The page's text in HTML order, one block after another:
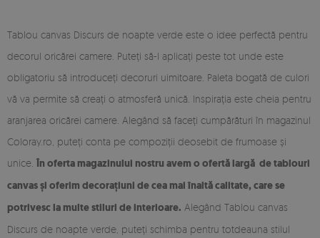
Tablou canvas Discurs de noapte verde este o idee perfectă pentru
decorul oricărei camere. Puteți să-l aplicați peste tot unde este
obligatoriu să introduceți decoruri uimitoare. Paleta bogată de culori
vă va permite să creați o atmosferă unică. Inspirația este cheia pentru
aranjarea oricărei camere. Alegând să faceți cumpărături în magazinul
Coloray.ro, puteți conta pe compoziții deosebit de frumoase și
unice. În oferta magazinului nostru avem o ofertă largă de tablouri
canvas și oferim decorațiuni de cea mai înaltă calitate, care se
potrivesc la multe stiluri de interioare. Alegând Tablou canvas
Discurs de noapte verde, puteți schimba pentru totdeauna stilul